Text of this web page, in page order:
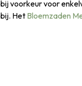
bij voorkeur voor
bij. Het Bloemzaden